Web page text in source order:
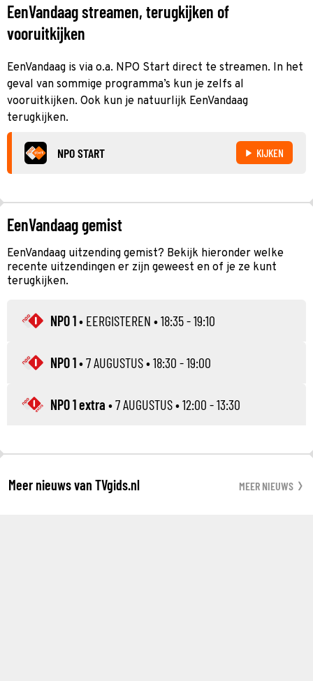
EenVandaag streamen, terugkijken of
vooruitkijken
EenVandaag is via o.a. NPO Start direct te streamen. In het
geval van sommige programma’s kun je zelfs al
vooruitkijken. Ook kun je natuurlijk EenVandaag
terugkijken.
NPO START KIJKEN
EenVandaag gemist
EenVandaag uitzending gemist? Bekijk hieronder welke
recente uitzendingen er zijn geweest en of je ze kunt
terugkijken.
NPO 1• EERGISTEREN • 18:35 - 19:10
NPO 1•7 AUGUSTUS• 18:30 - 19:00
NPO 1 extra •7 AUGUSTUS• 12:00 - 13:30
Meer nieuws van TVgids.nl MEER NIEUWS